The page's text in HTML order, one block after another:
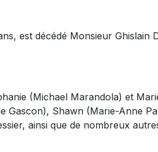
est décédé Monsieur Ghislain
(Michael Marandola) et
Gascon), Shawn (Marie-Anne
ainsi que de nombreux